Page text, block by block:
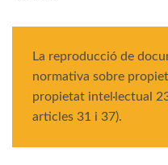
La reproducció de
normativa sobre
propietat intel·lectual
articles 31 i 37).